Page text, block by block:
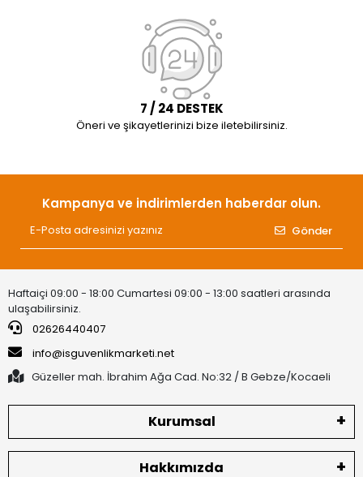
7 / 24 DESTEK
Öneri ve şikayetlerinizi bize iletebilirsiniz.
Kampanya ve indirimlerden haberdar olun.
Gönder
Haftaiçi 09:00 - 18:00 Cumartesi 09:00 - 13:00 saatleri arasında
ulaşabilirsiniz.
02626440407
info@isguvenlikmarketi.net
Güzeller mah. İbrahim Ağa Cad. No:32 / B Gebze/Kocaeli
Kurumsal
Hakkımızda